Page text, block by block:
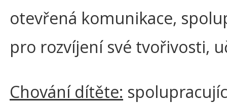
otevřená komunikace,
pro rozvíjení své tvořivosti,
Chování dítěte: